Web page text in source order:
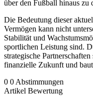
über den Fußball hinaus zu
Die Bedeutung dieser
Vermögen kann nicht
Stabilität und
sportlichen Leistung sind.
strategische
finanzielle Zukunft und
0 0 Abstimmungen
Artikel Bewertung